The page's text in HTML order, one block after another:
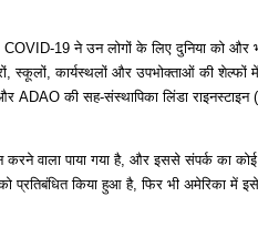
19 ने उन लोगों के लिए दुनिया को और
कार्यस्थलों और उपभोक्ताओं की शेल्फों
ADAO की सह-संस्थापिका लिंडा
वाला पाया गया है, और इससे संपर्क का
प्रतिबंधित किया हुआ है, फिर भी अमेरिका में